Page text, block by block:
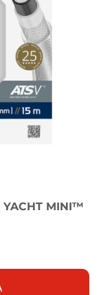
YACHT MINI™